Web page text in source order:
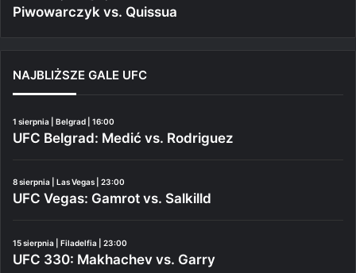
Piwowarczyk vs. Quissua
NAJBLIŻSZE GALE UFC
1 sierpnia | Belgrad | 16:00
UFC Belgrad: Medić vs. Rodriguez
8 sierpnia | Las Vegas | 23:00
UFC Vegas: Gamrot vs. Salkilld
15 sierpnia | Filadelfia | 23:00
UFC 330: Makhachev vs. Garry